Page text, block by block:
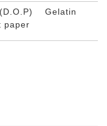
(D.O.P) Gelatin
paper